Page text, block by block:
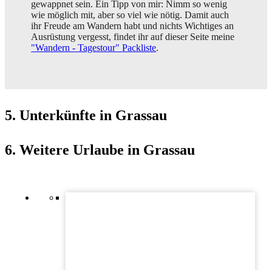
gewappnet sein. Ein Tipp von mir: Nimm so wenig
wie möglich mit, aber so viel wie nötig. Damit auch
ihr Freude am Wandern habt und nichts Wichtiges an
Ausrüstung vergesst, findet ihr auf dieser Seite meine
"Wandern - Tagestour" Packliste.
5. Unterkünfte in Grassau
6. Weitere Urlaube in Grassau